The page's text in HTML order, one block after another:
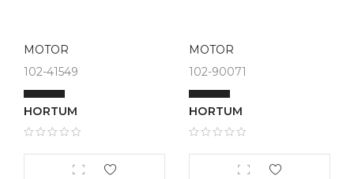
MOTOR
102-41549
HORTUM
MOTOR
102-90071
HORTUM